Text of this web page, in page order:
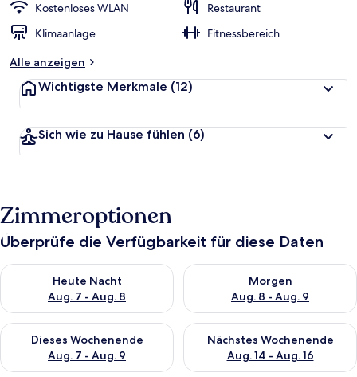
Kostenloses WLAN
Restaurant
Klimaanlage
Fitnessbereich
Alle anzeigen
Wichtigste Merkmale (12)
Sich wie zu Hause fühlen (6)
Zimmeroptionen
Überprüfe die Verfügbarkeit für diese Daten
Heute Nacht
Aug. 7 - Aug. 8
Überprüfe die Verfügbarkeit für heute Nacht, Aug. 7 - Aug. 8.
Morgen
Aug. 8 - Aug. 9
Überprüfe die Verfügbarkeit
Dieses Wochenende
Aug. 7 - Aug. 9
Überprüfe die Verfügbarkeit für dieses Wochenende, Aug. 7
Nächstes Wochenende
Aug. 14 - Aug. 16
Überprüfe die Verfügbarkeit